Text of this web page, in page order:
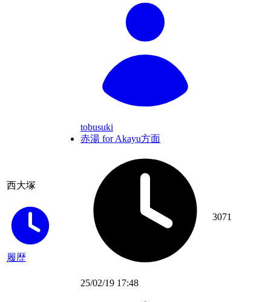
西大塚
履歴
tobusuki
赤湯 for Akayu方面
25/02/19 17:48
3071